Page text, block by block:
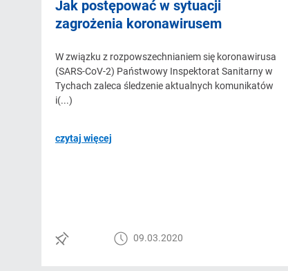
Jak postępować w sytuacji
zagrożenia koronawirusem
W związku z rozpowszechnianiem się koronawirusa
(SARS-CoV-2) Państwowy Inspektorat Sanitarny w
Tychach zaleca śledzenie aktualnych komunikatów
i(...)
czytaj więcej
09.03.2020